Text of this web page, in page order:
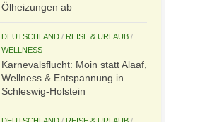
Ölheizungen ab
DEUTSCHLAND / REISE & URLAUB /
WELLNESS
Karnevalsflucht: Moin statt Alaaf,
Wellness & Entspannung in
Schleswig-Holstein
DEUTSCHLAND / REISE & URLAUB /